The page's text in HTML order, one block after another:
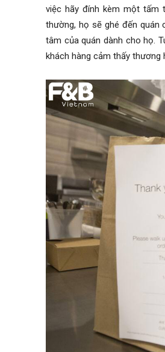
việc hãy đính kèm một tấm
thường, họ sẽ ghé đến
tâm của quán dành cho họ.
khách hàng cảm thấy